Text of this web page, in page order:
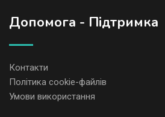
Допомога - Підтримка
Контакти
Політика cookie-файлів
Умови використання